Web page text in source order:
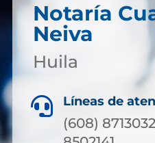
Notaría
Neiva
Huila
 Líneas de
(608)